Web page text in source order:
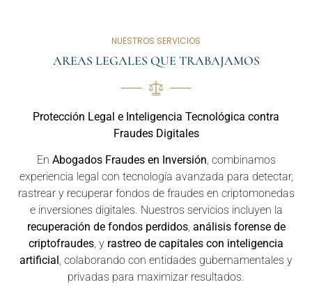
NUESTROS SERVICIOS
AREAS LEGALES QUE TRABAJAMOS
Protección Legal e Inteligencia Tecnológica contra
Fraudes Digitales
En Abogados Fraudes en Inversión, combinamos
experiencia legal con tecnología avanzada para detectar,
rastrear y recuperar fondos de fraudes en criptomonedas
e inversiones digitales. Nuestros servicios incluyen la
recuperación de fondos perdidos, análisis forense de
criptofraudes, y rastreo de capitales con inteligencia
artificial , colaborando con entidades gubernamentales y
privadas para maximizar resultados.